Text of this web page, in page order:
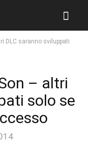
DLC saranno sviluppati
– altri
solo se